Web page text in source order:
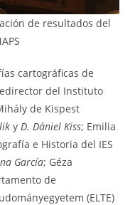
de resultados del
cartográficas de
del Instituto
de Kispest
yD. Dániel Kiss; Emilia
e Historia del IES
García; Géza
de
(ELTE)